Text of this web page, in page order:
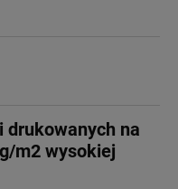
na
m2 wysokiej